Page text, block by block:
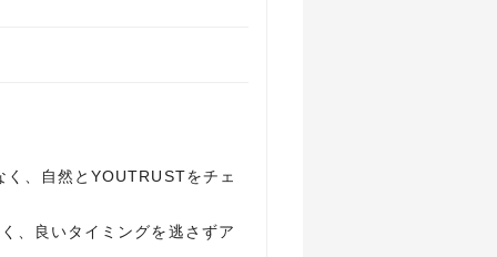
、自然とYOUTRUSTをチェ
、良いタイミングを逃さずア